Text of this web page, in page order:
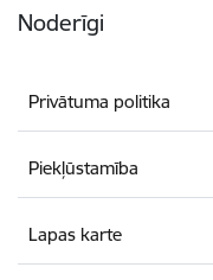
Noderīgi
Privātuma politika
Piekļūstamība
Lapas karte